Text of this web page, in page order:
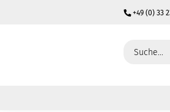
+49 (0) 33